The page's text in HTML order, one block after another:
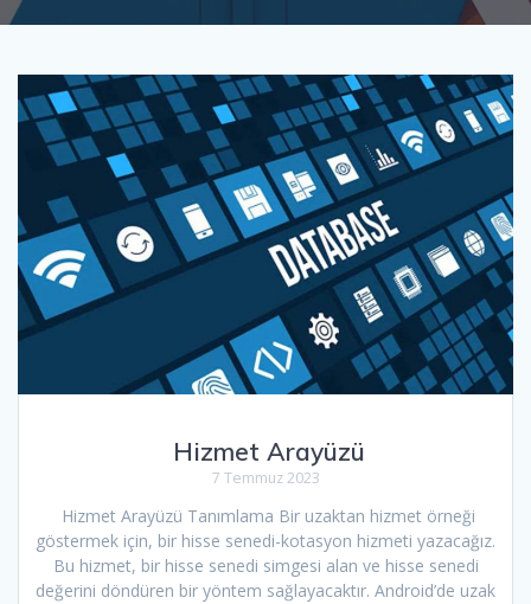
Hizmet Arayüzü
7 Temmuz 2023
Hizmet Arayüzü Tanımlama Bir uzaktan hizmet örneği
göstermek için, bir hisse senedi-kotasyon hizmeti yazacağız.
Bu hizmet, bir hisse senedi simgesi alan ve hisse senedi
değerini döndüren bir yöntem sağlayacaktır. Android’de uzak